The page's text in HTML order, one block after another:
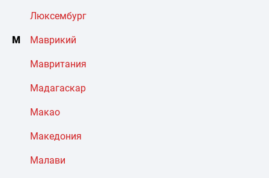
Люксембург
М Маврикий
Мавритания
Мадагаскар
Макао
Македония
Малави